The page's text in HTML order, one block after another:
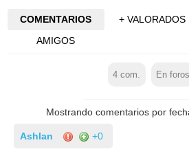
COMENTARIOS
+ VALORADOS
AMIGOS
4 com. En foros
Mostrando comentarios por
Ashlan +0